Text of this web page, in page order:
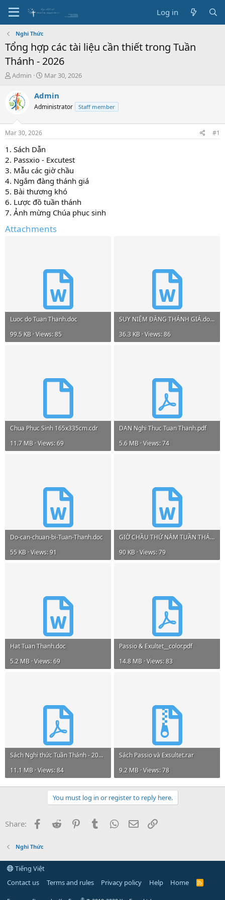
Log in
Nghi Thức
Tổng hợp các tài liệu cần thiết trong Tuần
Thánh - 2026
T
e
a
t
a
e
Admin
S
a
t
e
Mar 30, 2026
Admin
Administrator Staff member
Mar 30, 2026 #1
1. Sách Dẫn
2. Passxio - Excutest
3. Mẫu các giờ chầu
4. Ngắm đàng thánh giá
5. Bài thương khó
6. Lược đồ tuần thánh
7. Ảnh mừng Chúa phục sinh
Attachments
Luoc do Tuan Thanh.doc
99.5 KB · Views: 85
SUY NIỆM ĐÀNG THÁNH GIÁ.docx
36.3 KB · Views: 86
Chua Phuc Sinh 165x335cm.cdr
11.7 MB · Views: 69
DAN Nghi Thuc Tuan Thanh.pdf
5.6 MB · Views: 74
Do-can-chuan-bi-Tuan-Thanh.doc
55 KB · Views: 91
GIỜ CHẦU THỨ NĂM TUẦN THÁNH TRÀNG LŨ 2025.doc
90 KB · Views: 79
Hat Tuan Thanh.doc
5.2 MB · Views: 69
Passio & Exultet__color.pdf
14.8 MB · Views: 83
Sách Nghi thức Tuần Thánh - 2025.pdf
11.1 MB · Views: 84
Sách Passio và Exsultet.rar
9.2 MB · Views: 78
You must log in or register to reply here.
Share: Facebook
Reddit PinterestTumblr WhatsApp
Email
Nghi Thức
Tiếng Việt
Contact us
Terms and rules Privacy policy Help Home
R